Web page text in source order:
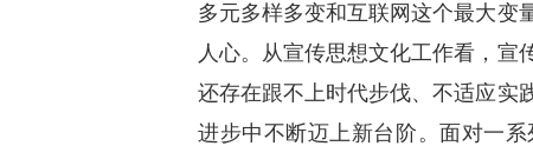
多元多样多变和互联网这个最大变
人心。从宣传思想文化工作看，宣
还存在跟不上时代步伐、不适应实
进步中不断迈上新台阶。面对一